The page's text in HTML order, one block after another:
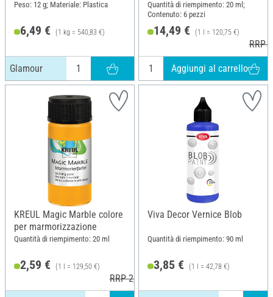
Peso: 12 g; Materiale: Plastica
6,49 € (1 kg = 540,83 €)
Glamour
Quantità di riempimento: 20 ml;
Contenuto: 6 pezzi
14,49 € (1 l = 120,75 €)
RRP
Aggiungi al carrello
KREUL Magic Marble colore
per marmorizzazione
Quantità di riempimento: 20 ml
2,59 € (1 l = 129,50 €)
RRP 2,99 €
Viva Decor Vernice Blob
Quantità di riempimento: 90 ml
3,85 € (1 l = 42,78 €)